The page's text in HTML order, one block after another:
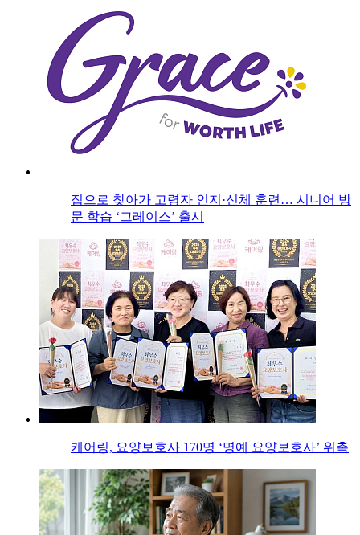
집으로 찾아가 고령자 인지·신체 훈련… 시니어 방
문 학습 ‘그레이스’ 출시
케어링, 요양보호사 170명 ‘명예 요양보호사’ 위촉